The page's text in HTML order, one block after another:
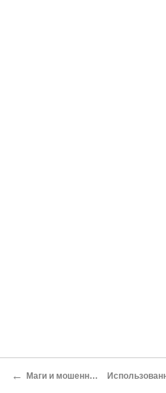
← Маги и мошенники рейха